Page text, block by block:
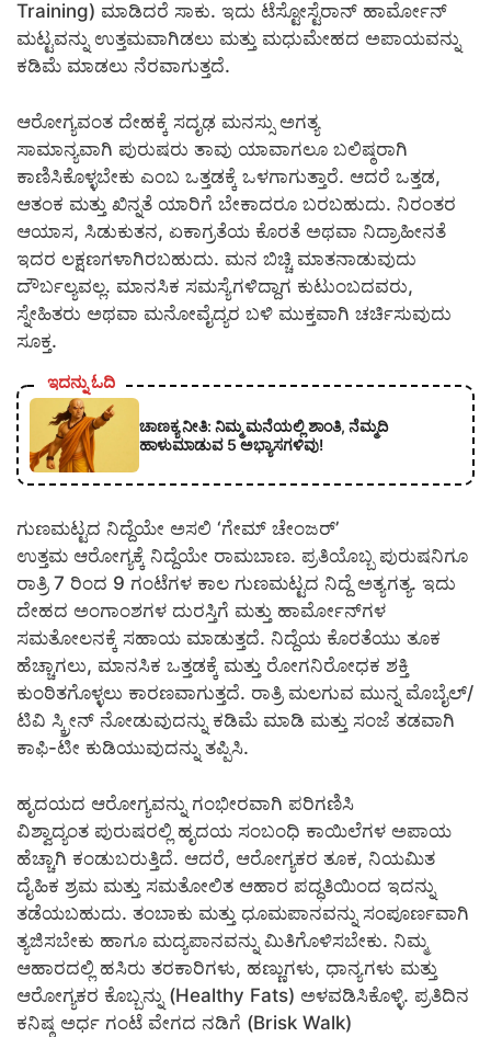
Training) ಮಾಡಿದರೆ ಸಾಕು. ಇದು ಟೆಸ್ಟೋಸ್ಟೆರಾನ್ ಹಾರ್ಮೋನ್
ಮಟ್ಟವನ್ನು ಉತ್ತಮವಾಗಿಡಲು ಮತ್ತು ಮಧುಮೇಹದ ಅಪಾಯವನ್ನು
ಕಡಿಮೆ ಮಾಡಲು ನೆರವಾಗುತ್ತದೆ.
ಆರೋಗ್ಯವಂತ ದೇಹಕ್ಕೆ ಸದೃಢ ಮನಸ್ಸು ಅಗತ್ಯ
ಸಾಮಾನ್ಯವಾಗಿ ಪುರುಷರು ತಾವು ಯಾವಾಗಲೂ ಬಲಿಷ್ಠರಾಗಿ
ಕಾಣಿಸಿಕೊಳ್ಳಬೇಕು ಎಂಬ ಒತ್ತಡಕ್ಕೆ ಒಳಗಾಗುತ್ತಾರೆ. ಆದರೆ ಒತ್ತಡ,
ಆತಂಕ ಮತ್ತು ಖಿನ್ನತೆ ಯಾರಿಗೆ ಬೇಕಾದರೂ ಬರಬಹುದು. ನಿರಂತರ
ಆಯಾಸ, ಸಿಡುಕುತನ, ಏಕಾಗ್ರತೆಯ ಕೊರತೆ ಅಥವಾ ನಿದ್ರಾಹೀನತೆ
ಇದರ ಲಕ್ಷಣಗಳಾಗಿರಬಹುದು. ಮನ ಬಿಚ್ಚಿ ಮಾತನಾಡುವುದು
ದೌರ್ಬಲ್ಯವಲ್ಲ. ಮಾನಸಿಕ ಸಮಸ್ಯೆಗಳಿದ್ದಾಗ ಕುಟುಂಬದವರು,
ಸ್ನೇಹಿತರು ಅಥವಾ ಮನೋವೈದ್ಯರ ಬಳಿ ಮುಕ್ತವಾಗಿ ಚರ್ಚಿಸುವುದು
ಸೂಕ್ತ.
ಇದನ್ನು ಓದಿ
ಚಾಣಕ್ಯ ನೀತಿ: ನಿಮ್ಮ ಮನೆಯಲ್ಲಿ ಶಾಂತಿ, ನೆಮ್ಮದಿ
ಹಾಳುಮಾಡುವ 5 ಅಭ್ಯಾಸಗಳಿವು!
ಗುಣಮಟ್ಟದ ನಿದ್ದೆಯೇ ಅಸಲಿ ‘ಗೇಮ್ ಚೇಂಜರ್’
ಉತ್ತಮ ಆರೋಗ್ಯಕ್ಕೆ ನಿದ್ದೆಯೇ ರಾಮಬಾಣ. ಪ್ರತಿಯೊಬ್ಬ ಪುರುಷನಿಗೂ
ರಾತ್ರಿ 7 ರಿಂದ 9 ಗಂಟೆಗಳ ಕಾಲ ಗುಣಮಟ್ಟದ ನಿದ್ದೆ ಅತ್ಯಗತ್ಯ. ಇದು
ದೇಹದ ಅಂಗಾಂಶಗಳ ದುರಸ್ತಿಗೆ ಮತ್ತು ಹಾರ್ಮೋನ್‌ಗಳ
ಸಮತೋಲನಕ್ಕೆ ಸಹಾಯ ಮಾಡುತ್ತದೆ. ನಿದ್ದೆಯ ಕೊರತೆಯು ತೂಕ
ಹೆಚ್ಚಾಗಲು, ಮಾನಸಿಕ ಒತ್ತಡಕ್ಕೆ ಮತ್ತು ರೋಗನಿರೋಧಕ ಶಕ್ತಿ
ಕುಂಠಿತಗೊಳ್ಳಲು ಕಾರಣವಾಗುತ್ತದೆ. ರಾತ್ರಿ ಮಲಗುವ ಮುನ್ನ ಮೊಬೈಲ್/
ಟಿವಿ ಸ್ಕ್ರೀನ್ ನೋಡುವುದನ್ನು ಕಡಿಮೆ ಮಾಡಿ ಮತ್ತು ಸಂಜೆ ತಡವಾಗಿ
ಕಾಫಿ-ಟೀ ಕುಡಿಯುವುದನ್ನು ತಪ್ಪಿಸಿ.
ಹೃದಯದ ಆರೋಗ್ಯವನ್ನು ಗಂಭೀರವಾಗಿ ಪರಿಗಣಿಸಿ
ವಿಶ್ವಾದ್ಯಂತ ಪುರುಷರಲ್ಲಿ ಹೃದಯ ಸಂಬಂಧಿ ಕಾಯಿಲೆಗಳ ಅಪಾಯ
ಹೆಚ್ಚಾಗಿ ಕಂಡುಬರುತ್ತಿದೆ. ಆದರೆ, ಆರೋಗ್ಯಕರ ತೂಕ, ನಿಯಮಿತ
ದೈಹಿಕ ಶ್ರಮ ಮತ್ತು ಸಮತೋಲಿತ ಆಹಾರ ಪದ್ಧತಿಯಿಂದ ಇದನ್ನು
ತಡೆಯಬಹುದು. ತಂಬಾಕು ಮತ್ತು ಧೂಮಪಾನವನ್ನು ಸಂಪೂರ್ಣವಾಗಿ
ತ್ಯಜಿಸಬೇಕು ಹಾಗೂ ಮದ್ಯಪಾನವನ್ನು ಮಿತಿಗೊಳಿಸಬೇಕು. ನಿಮ್ಮ
ಆಹಾರದಲ್ಲಿ ಹಸಿರು ತರಕಾರಿಗಳು, ಹಣ್ಣುಗಳು, ಧಾನ್ಯಗಳು ಮತ್ತು
ಆರೋಗ್ಯಕರ ಕೊಬ್ಬನ್ನು (Healthy Fats) ಅಳವಡಿಸಿಕೊಳ್ಳಿ. ಪ್ರತಿದಿನ
ಕನಿಷ್ಠ ಅರ್ಧ ಗಂಟೆ ವೇಗದ ನಡಿಗೆ (Brisk Walk)